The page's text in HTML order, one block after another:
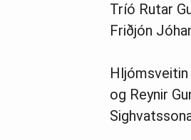
Tríó Rutar
Friðjón
Hljómsveitin
og Reynir